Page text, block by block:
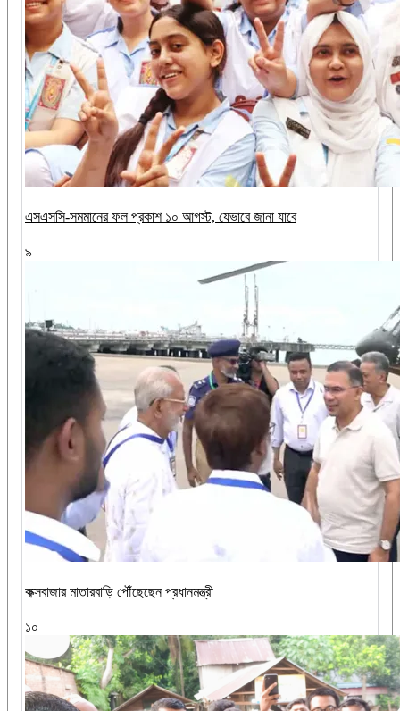
এসএসসি-সমমানের ফল প্রকাশ ১০ আগস্ট, যেভাবে জানা যাবে
৯
কক্সবাজার মাতারবাড়ি পৌঁছেছেন প্রধানমন্ত্রী
১০